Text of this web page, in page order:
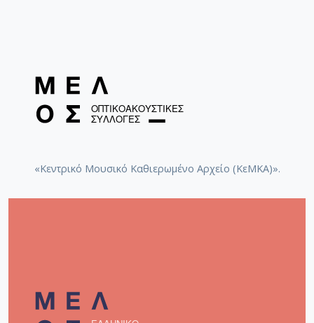
and pop/rock.
dedication and deep understanding of the art of sound
Records” and was financed by the “Österreichische
«Κεντρικό Μουσικό Καθιερωμένο Αρχείο (ΚεΜΚΑ)».